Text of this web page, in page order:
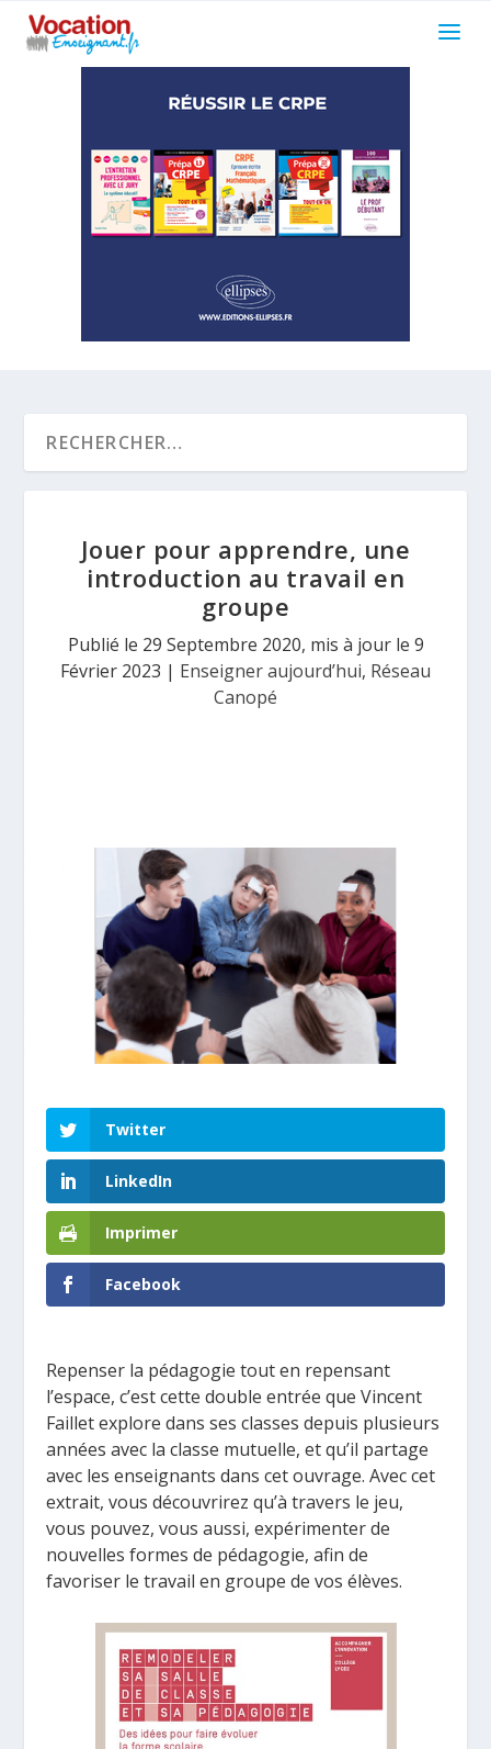
Jouer pour apprendre, une
introduction au travail en
groupe
Publié le 29 Septembre 2020, mis à jour le 9
Février 2023 | Enseigner aujourd’hui, Réseau
Canopé
Twitter
LinkedIn
Imprimer
Facebook
Repenser la pédagogie tout en repensant
l’espace, c’est cette double entrée que Vincent
Faillet explore dans ses classes depuis plusieurs
années avec la classe mutuelle, et qu’il partage
avec les enseignants dans cet ouvrage. Avec cet
extrait, vous découvrirez qu’à travers le jeu,
vous pouvez, vous aussi, expérimenter de
nouvelles formes de pédagogie, afin de
favoriser le travail en groupe de vos élèves.